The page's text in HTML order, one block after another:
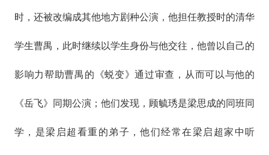
时，还被改编成其他地方剧种公演，他担任教授时的清华
学生曹禺，此时继续以学生身份与他交往，他曾以自己的
影响力帮助曹禺的《蜕变》通过审查，从而可以与他的
《岳飞》同期公演；他们发现，顾毓琇是梁思成的同班同
学，是梁启超看重的弟子，他们经常在梁启超家中听